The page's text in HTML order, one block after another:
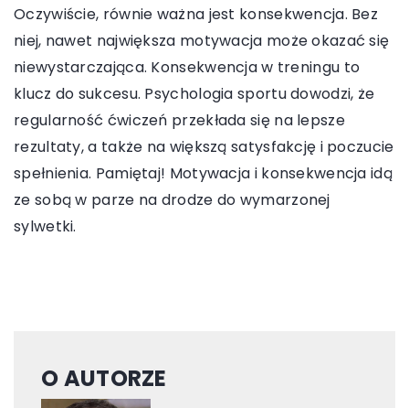
Oczywiście, równie ważna jest konsekwencja. Bez
niej, nawet największa motywacja może okazać się
niewystarczająca. Konsekwencja w treningu to
klucz do sukcesu. Psychologia sportu dowodzi, że
regularność ćwiczeń przekłada się na lepsze
rezultaty, a także na większą satysfakcję i poczucie
spełnienia. Pamiętaj! Motywacja i konsekwencja idą
ze sobą w parze na drodze do wymarzonej
sylwetki.
O AUTORZE